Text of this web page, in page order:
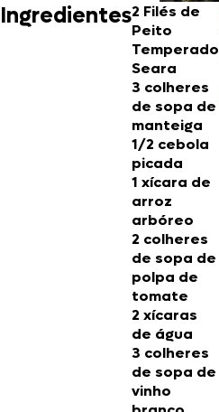
Ingredientes2 Filés de
Peito
Temperado
Seara
3 colheres
de sopa de
manteiga
1/2 cebola
picada
1 xícara de
arroz
arbóreo
2 colheres
de sopa de
polpa de
tomate
2 xícaras
de água
3 colheres
de sopa de
vinho